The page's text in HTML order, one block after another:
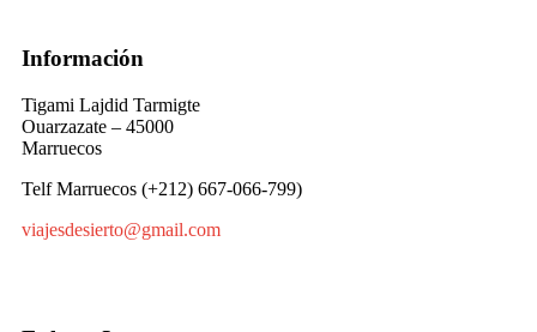
Información
Tigami Lajdid Tarmigte
Ouarzazate – 45000
Marruecos
Telf Marruecos (+212) 667-066-799)
viajesdesierto@gmail.com